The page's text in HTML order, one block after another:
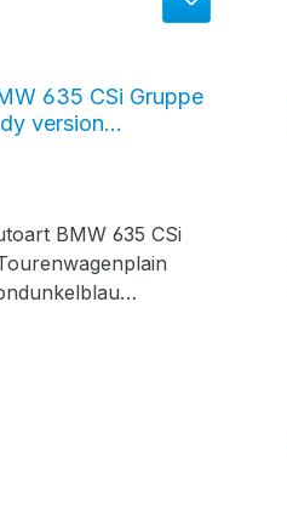
635 CSi Gruppe
version
BMW 635 CSi